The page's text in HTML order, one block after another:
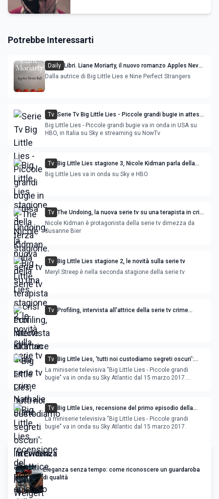
Potrebbe Interessarti
Daily Libri. Liane Moriarty, il nuovo romanzo Apples Never
Fall
Dalla autrice di Big Little Lies e Nine Perfect Strangers
Tv Serie Tv Big Little Lies - Piccole grandi bugie in attesa
della terza stagione.
Big Little Lies - Piccole grandi bugie va in onda in USA su
HBO, in Italia su Sky e streaming su NowTv
Tv Big Little Lies stagione 3, Nicole Kidman parla della
serie tv
Big Little Lies va in onda su Sky e HBO
Tv The Undoing, la nuova serie tv su una terapista in crisi
con Nicole Kidman
Nicole Kidman è protagonista della serie tv dimezza da
Susanne Bier
Tv Big Little Lies stagione 2, le novità sulla serie tv
Meryl Streep è nella seconda stagione della serie tv
Tv Profiling, intervista all'attrice della serie tv crime
Tv Big Little Lies, 'tutti noi custodiamo segreti oscuri':
intervista all'attrice Robin Weigert
La miniserie televisiva "Big Little Lies - Piccole grandi
bugie" va in onda su Sky Atlantic dal 15 marzo 2017.
Tv Big Little Lies, recensione del primo episodio della
miniserie tv
La miniserie televisiva "Big Little Lies - Piccole grandi
bugie" va in onda su Sky Atlantic dal 15 marzo 2017.
In Evidenza
Eleganza senza tempo: come riconoscere un guardaroba
di qualità